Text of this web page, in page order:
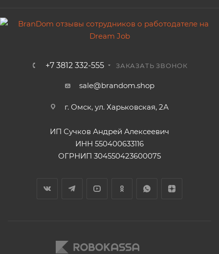
+7 3812 332-555 ЗАКАЗАТЬ ЗВОНОК
sale@brandom.shop
г. Омск, ул. Харьковская, 2А
ИП Сучков Андрей Алексеевич
ИНН 550400633116
ОГРНИП 304550423600075